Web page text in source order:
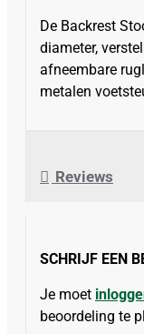
De Backrest
diameter,
afneembare
metalen
Reviews
SCHRIJF EEN
Je moet
beoordeling te